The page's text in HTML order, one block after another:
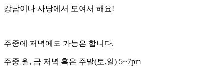
강남이나 사당에서 모여서 해요!
주중에 저녁에도 가능은 합니다.
주중 월, 금 저녁 혹은 주말(토,일) 5~7pm